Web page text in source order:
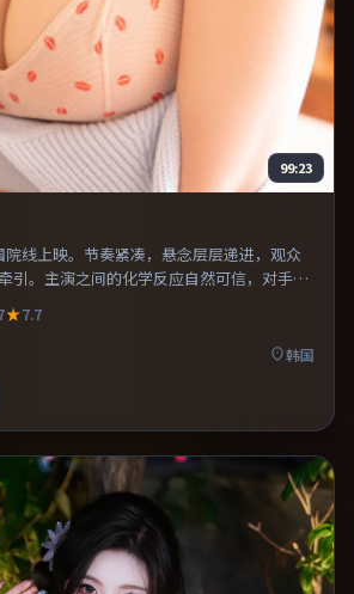
99:23
院线上映。节奏紧凑，悬念层层递进，观众
引。主演之间的化学反应自然可信，对手戏
偏爱群像戏与命运母题的影迷。
7.7
韩国